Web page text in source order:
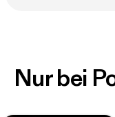
Nur bei